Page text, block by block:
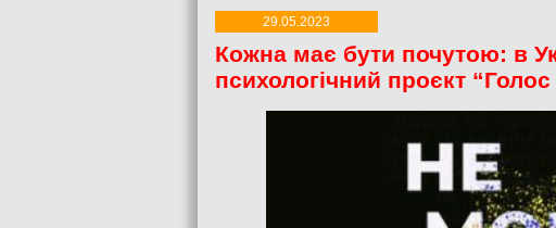
29.05.2023
Кожна має бути почутою: в
психологічний проєкт “Голос